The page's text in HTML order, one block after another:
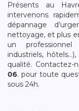
Présents au
intervenons
dépannage
nettoyage, et plus
un professionnel
industriels,
qualité. Contactez-
06. pour toute
sous 24h.